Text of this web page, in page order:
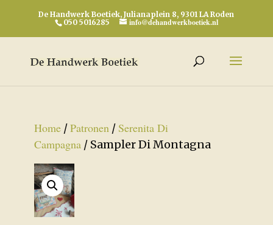
De Handwerk Boetiek, Julianaplein 8, 9301 LA Roden
050 5016285
info@dehandwerkboetiek.nl
Home/Patronen/ Serenita Di
Campagna/ Sampler Di Montagna